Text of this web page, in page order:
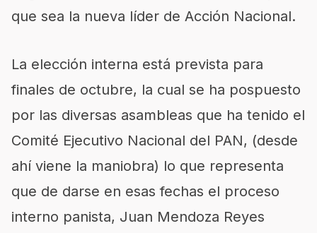
que sea la nueva líder de Acción Nacional.
La elección interna está prevista para
finales de octubre, la cual se ha pospuesto
por las diversas asambleas que ha tenido el
Comité Ejecutivo Nacional del PAN, (desde
ahí viene la maniobra) lo que representa
que de darse en esas fechas el proceso
interno panista, Juan Mendoza Reyes